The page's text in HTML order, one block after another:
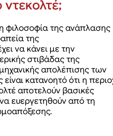
φιλοσοφία της ανάπλασης
της
να κάνει με την
στιβάδας της
απολέπισης των
κατανοητό ότι η
αποτελούν βασικές
ευεργετηθούν από τη